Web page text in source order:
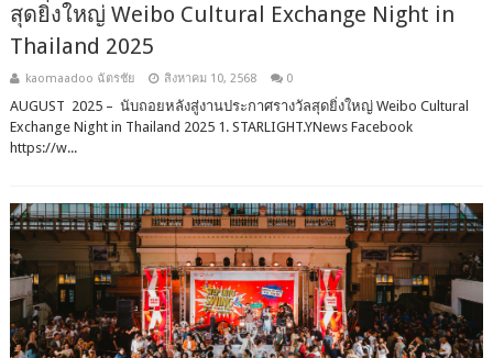
สุดยิ่งใหญ่ Weibo Cultural Exchange Night in
Thailand 2025
kaomaadoo ฉัตรชัย สิงหาคม 10, 2568 0
AUGUST 2025 – นับถอยหลังสู่งานประกาศรางวัลสุดยิ่งใหญ่ Weibo Cultural
Exchange Night in Thailand 2025 1. STARLIGHT.YNews Facebook
https://w...